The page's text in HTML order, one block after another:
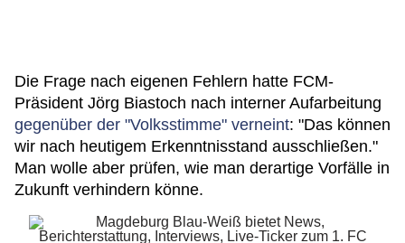
Die Frage nach eigenen Fehlern hatte FCM-
Präsident Jörg Biastoch nach interner Aufarbeitung
gegenüber der "Volksstimme" verneint: "Das können
wir nach heutigem Erkenntnisstand ausschließen."
Man wolle aber prüfen, wie man derartige Vorfälle in
Zukunft verhindern könne.